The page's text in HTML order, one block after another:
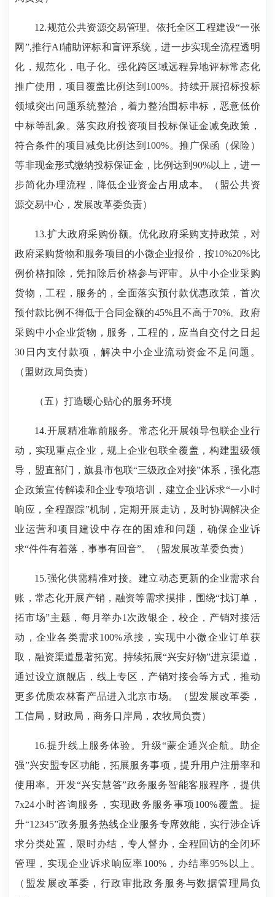
12.规范公共资源交易管理。依托全区工程建设“一张
网”,推行AI辅助评标和盲评系统，进一步实现全流程透明
化，规范化，电子化。强化跨区域远程异地评标常态化
推广使用，项目覆盖比例达到100%。持续开展招标投标
领域突出问题系统整治，着力整治围标串标，恶意低价
中标等乱象。落实政府投资项目投标保证金减免政策，
符合条件的项目减免比例达到100%。推广保函（保险）
等非现金形式缴纳投标保证金，比例达到90%以上，进一
步简化办理流程，降低企业资金占用成本。（盟公共资
源交易中心，发展改革委负责）
13.扩大政府采购份额。优化政府采购支持政策，对
政府采购货物和服务项目的小微企业报价，按10%20%比
例价格扣除，凭扣除后价格参与评审。从中小企业采购
货物，工程，服务的，全面落实预付款优惠政策，首次
预付款比例不得低于合同金额的45%且不高于70%。政府
采购中小企业货物，服务，工程的，应当自交付之日起
30日内支付款项，解决中小企业流动资金不足问题。
（盟财政局负责）
（五）打造暖心贴心的服务环境
14.开展精准靠前服务。常态化开展领导包联企业行
动，实现重点企业，规上企业包联全覆盖，构建盟级领
导，盟直部门，旗县市包联“三级政企对接”体系，强化惠
企政策宣传解读和企业专项培训，建立企业诉求“一小时
响应，全程跟踪”机制，定期开展走访，及时协调解决企
业运营和项目建设中存在的困难和问题，确保企业诉
求“件件有着落，事事有回音”。（盟发展改革委负责）
15.强化供需精准对接。建立动态更新的企业需求台
账，常态化开展产销，融资等需求摸排，围绕“找订单，
拓市场”主题，每月举办1次政银企，校企，产销对接活
动，企业各类需求100%承接，实现中小微企业订单获
取，融资渠道显著拓宽。持续拓展“兴安好物”进京渠道，
通过设立旗舰店，线上专区，产销对接会等方式，推动
更多优质农林畜产品进入北京市场。（盟发展改革委，
工信局，财政局，商务口岸局，农牧局负责）
16.提升线上服务体验。升级“蒙企通兴企航。助企
强”兴安盟专区功能，拓展服务事项，提升用户注册率和
使用率。开发“兴安慧答”政务服务智能客服程序，提供
7x24小时咨询服务，实现政务服务事项100%覆盖。提
升“12345”政务服务热线企业服务专席效能，实行涉企诉
求分类处置，限时办结，专人督办，全程回访的全闭环
管理，实现企业诉求响应率100%，办结率95%以上。
（盟发展改革委，行政审批政务服务与数据管理局负